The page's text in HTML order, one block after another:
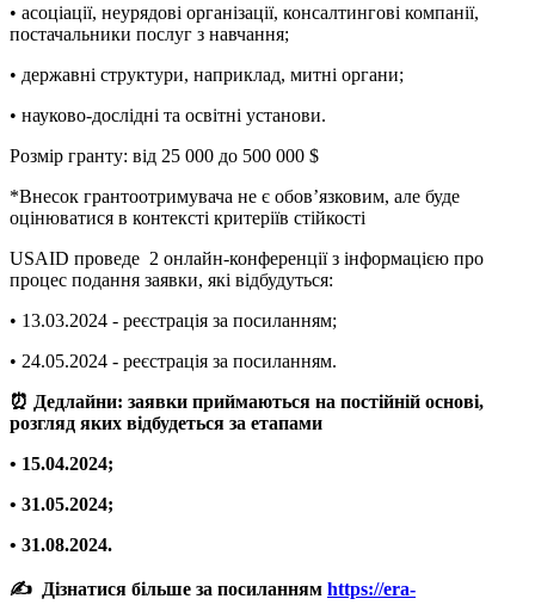
• асоціації, неурядові організації, консалтингові компанії,
постачальники послуг з навчання;
• державні структури, наприклад, митні органи;
• науково-дослідні та освітні установи.
Розмір гранту: від 25 000 до 500 000 $
*Внесок грантоотримувача не є обов’язковим, але буде
оцінюватися в контексті критеріїв стійкості
USAID проведе 2 онлайн-конференції з інформацією про
процес подання заявки, які відбудуться:
• 13.03.2024 - реєстрація за посиланням;
• 24.05.2024 - реєстрація за посиланням.
⏰ Дедлайни: заявки приймаються на постійній основі,
розгляд яких відбудеться за етапами
• 15.04.2024;
• 31.05.2024;
• 31.08.2024.
✍️ Дізнатися більше за посиланням https://era-